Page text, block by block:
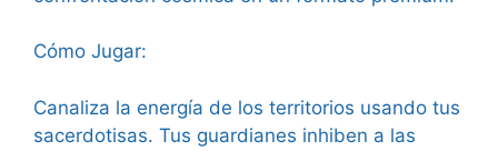
Cómo Jugar:
Canaliza la energía de los territorios usando tus
sacerdotisas. Tus guardianes inhiben a las